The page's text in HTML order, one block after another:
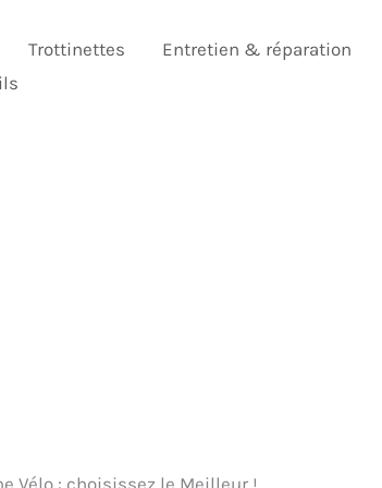
Trottinettes Entretien & réparation
Vélo : choisissez le Meilleur !